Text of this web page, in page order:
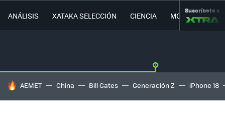
ANÁLISIS XATAKA SELECCIÓN CIENCIA MOVILIDAD
Suscríbete a
HOY SE HABLA DE
AEMET China Bill Gates Generación Z iPhone 18